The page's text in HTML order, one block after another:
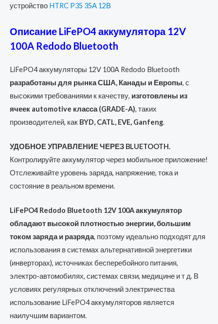
устройство HTRC P35 35А 12В
Описание LiFePO4 аккумулятора 12V
100A Redodo Bluetooth
LiFePO4 аккумуляторы 12V 100A Redodo Bluetooth
разработаны для рынка США, Канады и Европы, с
высокими требованиями к качеству, изготовлены из
ячеек automotive класса (GRADE-A), таких
производителей, как BYD, CATL, EVE, Ganfeng.
УДОБНОЕ УПРАВЛЕНИЕ ЧЕРЕЗ BLUETOOTH.
Контролируйте аккумулятор через мобильное приложение!
Отслеживайте уровень заряда, напряжение, тока и
состояние в реальном времени.
LiFePO4 Redodo Bluetooth 12V 100A аккумулятор
обладают высокой плотностью энергии, большим
током заряда и разряда, поэтому идеально подходят для
использования в системах альтернативной энергетики
(инверторах), источниках бесперебойного питания,
электро-автомобилях, системах связи, медицине и т д. В
условиях регулярных отключений электричества
использование LiFePO4 аккумуляторов является
наилучшим вариантом.